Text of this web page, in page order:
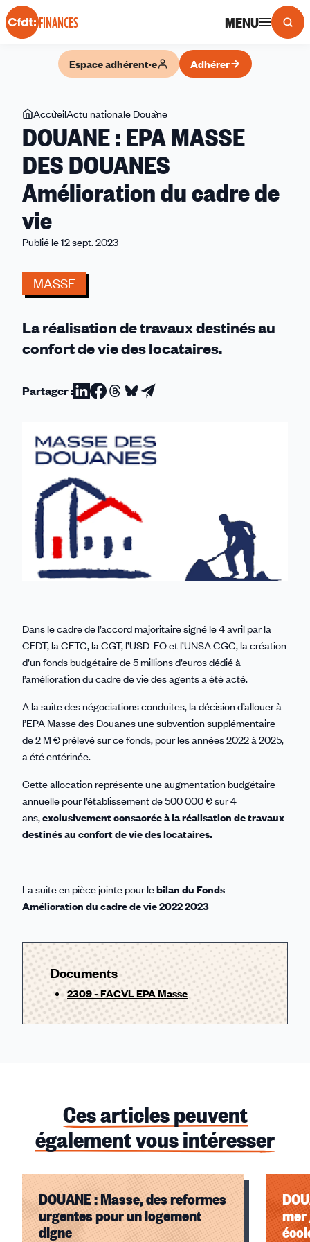
Panneau de gestion des cookies
FINANCES MENU
Espace adhérent·e Adhérer
Vous
êtes
ici
AccueilActu nationale Douane
EPA
MASSE
DES
DOUANES
DOUANE : EPA MASSE
DES DOUANES
Amélioration du cadre de
vie
Publié le 12 sept. 2023
MASSE
La réalisation de travaux destinés au
confort de vie des locataires.
Partager :Partager
Linkedin
Partager
Facebook
Partager
Threads
Partager
Bluesky
Partager
email
Dans le cadre de l’accord majoritaire signé le 4 avril par la
CFDT, la CFTC, la CGT, l’USD-FO et l’UNSA CGC, la création
d’un fonds budgétaire de 5 millions d’euros dédié à
l’amélioration du cadre de vie des agents a été acté.
A la suite des négociations conduites, la décision d’allouer à
l’EPA Masse des Douanes une subvention supplémentaire
de 2 M € prélevé sur ce fonds, pour les années 2022 à 2025,
a été entérinée.
Cette allocation représente une augmentation budgétaire
annuelle pour l’établissement de 500 000 € sur 4
ans,exclusivement consacrée à la réalisation de travaux
destinés au confort de vie des locataires.
La suite en pièce jointe pour lebilan du Fonds
Amélioration du cadre de vie 2022 2023
Documents
2309 - FACVL EPA Masse
Ces articles peuvent
également vous intéresser
DOUANE : Masse, des reformes
urgentes pour un logement
digne
mer